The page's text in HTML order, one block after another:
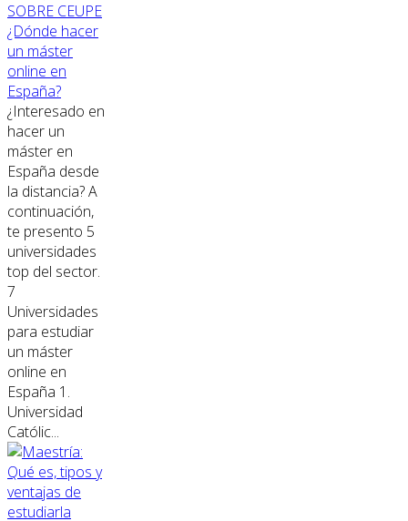
SOBRE CEUPE
¿Dónde hacer
un máster
online en
España?
¿Interesado en
hacer un
máster en
España desde
la distancia? A
continuación,
te presento 5
universidades
top del sector.
7
Universidades
para estudiar
un máster
online en
España 1.
Universidad
Católic...